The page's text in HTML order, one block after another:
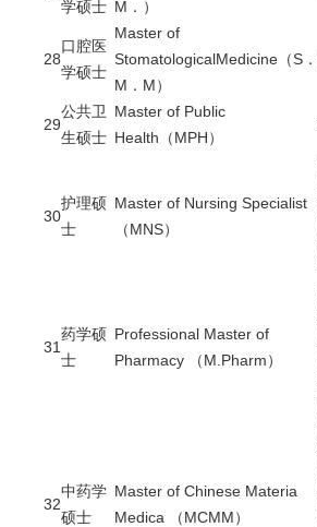
学硕士 M．）
28
口腔医
学硕士
Master of
StomatologicalMedicine（S．
M．M）
29
公共卫
生硕士
Master of Public
Health（MPH）
30
护理硕
士
Master of Nursing Specialist
（MNS）
31
药学硕
士
Professional Master of
Pharmacy （M.Pharm）
32
中药学
硕士
Master of Chinese Materia
Medica （MCMM）